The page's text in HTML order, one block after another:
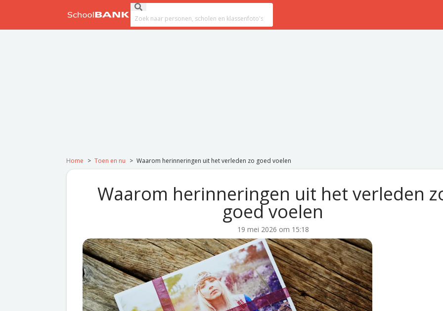
Submit search
Search field
Home > Toen en nu > Waarom herinneringen uit het verleden zo goed voelen
Waarom herinneringen uit het verleden
goed voelen
19 mei 2026 om 15:18